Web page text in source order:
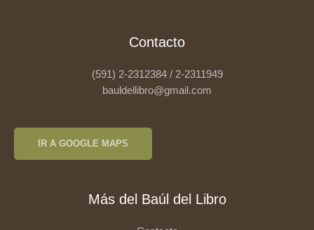
Contacto
(591) 2-2312384 / 2-2311949
bauldellibro@gmail.com
IR A GOOGLE MAPS
Más del Baúl del Libro